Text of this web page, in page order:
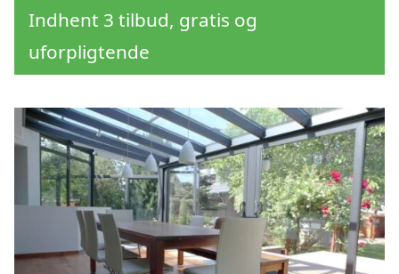
Indhent 3 tilbud, gratis og
uforpligtende